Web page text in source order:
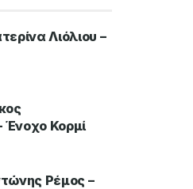
Λιόλιου –
Ένοχο Κορμί
Ρέμος –